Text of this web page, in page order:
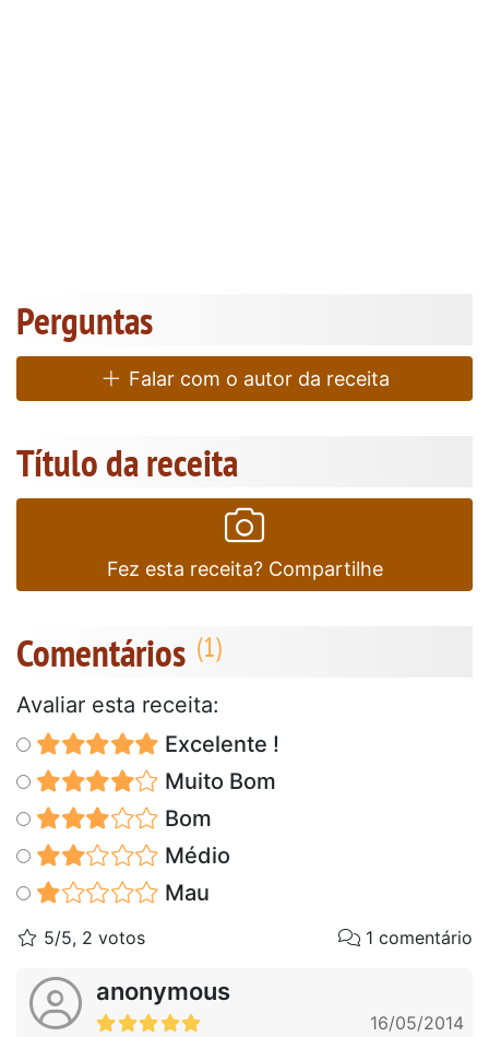
Perguntas
Falar com o autor da receita
Título da receita
Fez esta receita? Compartilhe
Comentários
Avaliar esta receita:
Excelente !
Muito Bom
Bom
Médio
Mau
5/5, 2 votos 1 comentário
anonymous
16/05/2014